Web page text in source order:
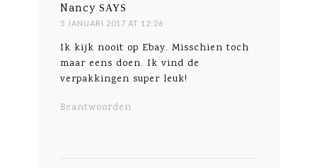
Nancy SAYS
5 JANUARI 2017 AT 12:26
Ik kijk nooit op Ebay. Misschien toch
maar eens doen. Ik vind de
verpakkingen super leuk!
Beantwoorden